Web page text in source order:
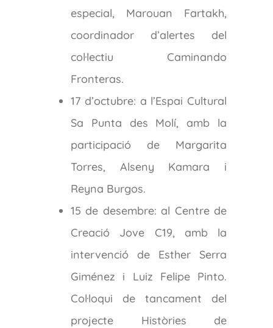
especial, Marouan Fartakh,
coordinador d’alertes del
col·lectiu Caminando
Fronteras.
17 d’octubre: a l’Espai Cultural
Sa Punta des Molí, amb la
participació de Margarita
Torres, Alseny Kamara i
Reyna Burgos.
15 de desembre: al Centre de
Creació Jove C19, amb la
intervenció de Esther Serra
Giménez i Luiz Felipe Pinto.
Col·loqui de tancament del
projecte Històries de